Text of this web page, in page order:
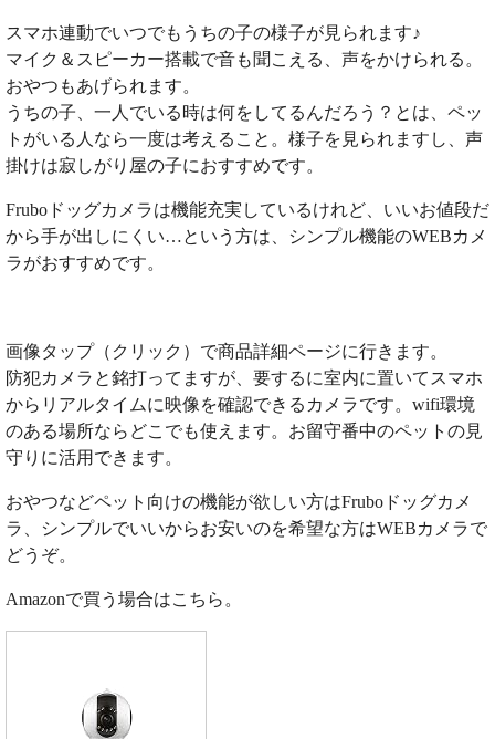
スマホ連動でいつでもうちの子の様子が見られます♪
マイク＆スピーカー搭載で音も聞こえる、声をかけられる。
おやつもあげられます。
うちの子、一人でいる時は何をしてるんだろう？とは、ペッ
トがいる人なら一度は考えること。様子を見られますし、声
掛けは寂しがり屋の子におすすめです。
Fruboドッグカメラは機能充実しているけれど、いいお値段だ
から手が出しにくい…という方は、シンプル機能のWEBカメ
ラがおすすめです。
画像タップ（クリック）で商品詳細ページに行きます。
防犯カメラと銘打ってますが、要するに室内に置いてスマホ
からリアルタイムに映像を確認できるカメラです。wifi環境
のある場所ならどこでも使えます。お留守番中のペットの見
守りに活用できます。
おやつなどペット向けの機能が欲しい方はFruboドッグカメ
ラ、シンプルでいいからお安いのを希望な方はWEBカメラで
どうぞ。
Amazonで買う場合はこちら。